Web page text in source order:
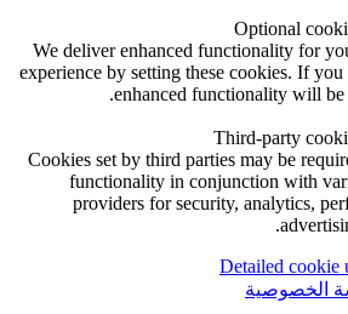
Optional
We deliver enhanced functionality for
experience by setting these cookies. If you
enhanced functionality will be
Third-party
Cookies set by third parties may be
functionality in conjunction with
providers for security, analytics,
Detailed cookie
الخصوصية